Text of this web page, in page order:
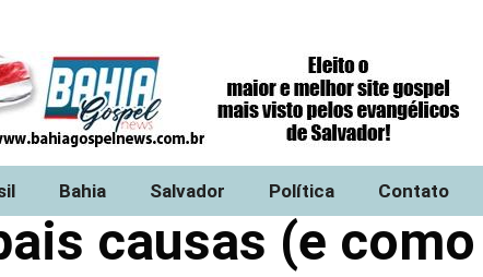
Bahia Salvador Política Contato
causas (e